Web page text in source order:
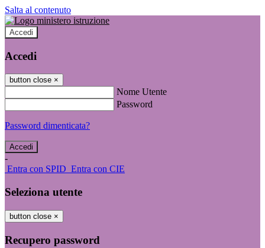
Salta al contenuto
Accedi
Accedi
button close ×
Nome Utente
Password
Password dimenticata?
-
Entra con SPID Entra con CIE
Seleziona utente
button close ×
Recupero password